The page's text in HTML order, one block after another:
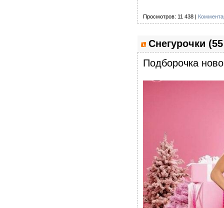
Просмотров: 11 438 |
Снегурочки
Подборочка